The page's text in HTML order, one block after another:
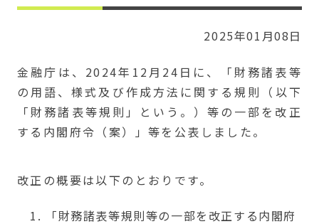
2025年01月08日
金融庁は、2024年12月24日に、「財務諸表等
の用語、様式及び作成方法に関する規則（以下
「財務諸表等規則」という。）等の一部を改正
する内閣府令（案）」等を公表しました。
改正の概要は以下のとおりです。
「財務諸表等規則等の一部を改正する内閣府